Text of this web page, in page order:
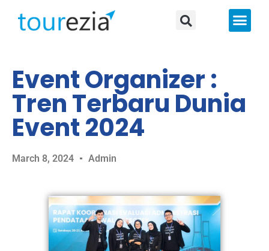
Event Organizer :
Tren Terbaru Dunia
Event 2024
March 8, 2024 Admin